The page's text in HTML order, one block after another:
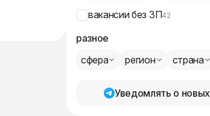
вакансии без ЗП42
разное
сфера
регион страна
Уведомлять о новых